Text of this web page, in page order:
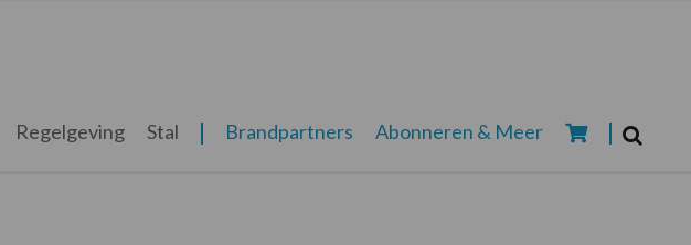
Regelgeving Stal Brandpartners Abonneren & Meer